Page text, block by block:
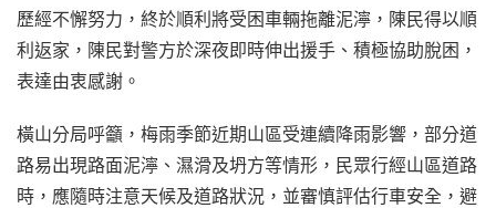
歷經不懈努力，終於順利將受困車輛拖離泥濘，陳民得以順
利返家，陳民對警方於深夜即時伸出援手、積極協助脫困，
表達由衷感謝。
橫山分局呼籲，梅雨季節近期山區受連續降雨影響，部分道
路易出現路面泥濘、濕滑及坍方等情形，民眾行經山區道路
時，應隨時注意天候及道路狀況，並審慎評估行車安全，避